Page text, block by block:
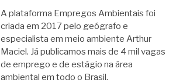
A plataforma Empregos Ambientais foi
criada em 2017 pelo geógrafo e
especialista em meio ambiente Arthur
Maciel. Já publicamos mais de 4 mil vagas
de emprego e de estágio na área
ambiental em todo o Brasil.